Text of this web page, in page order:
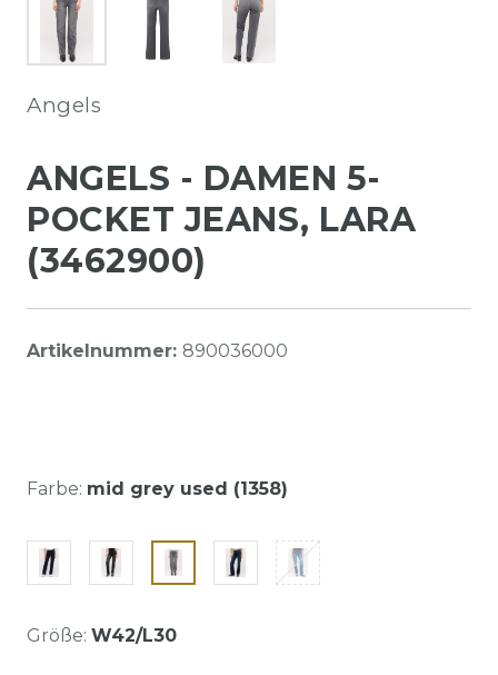
Angels
ANGELS - DAMEN 5-
POCKET JEANS, LARA
(3462900)
Artikelnummer: 890036000
Farbe: mid grey used (1358)
Größe: W42/L30